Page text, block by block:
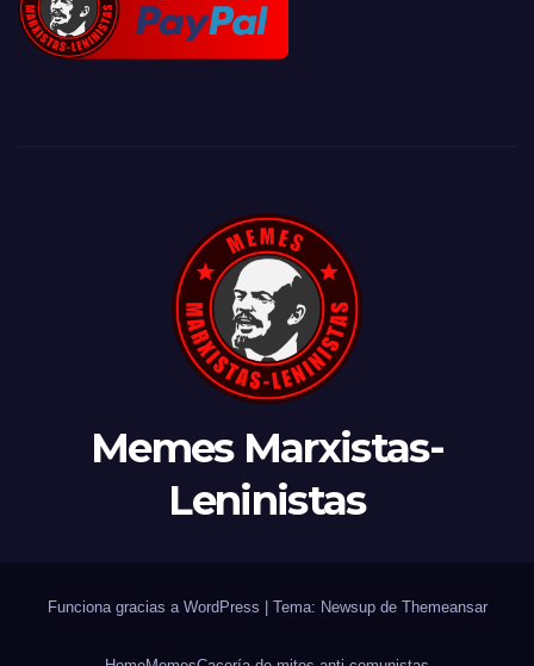
Memes Marxistas-
Leninistas
Funciona gracias a WordPress Tema: Newsup de Themeansar